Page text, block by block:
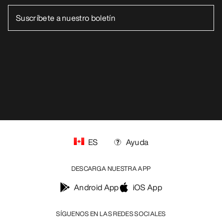
SÍGUENOS EN LAS REDES SOCIALES
ES Ayuda
DESCARGA NUESTRA APP
Android App iOS App